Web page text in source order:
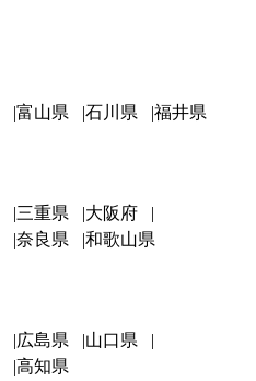
富山県 石川県 福井県
三重県
大阪府
奈良県 和歌山県
広島県
山口県
高知県